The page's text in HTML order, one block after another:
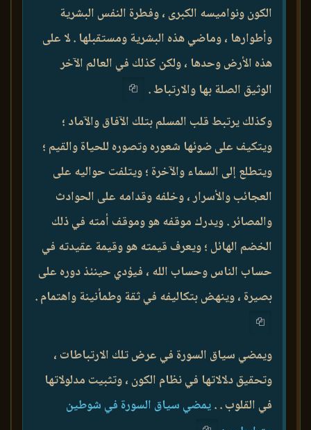
الكون ونواميسه الكبرى ، وفطرة النفس البشرية
وأطوارها ، وماضي هذه البشرية ومستقبلها . لا على
هذه الأرض وحدها ، ولكن كذلك في العالم الآخر
الوثيق الصلة بها والارتباط .
وكذلك يرتبط قلب المسلم بتلك الآفاق والآماد ؛
ويتكيف على ضوئها شعوره وتصوره للحياة والقيم ؛
ويتطلع إلى السماء والآخرة ؛ ويتلفت حواليه على
العجائب والأسرار ، وخلفه وقدامه على الحوادث
والمصائر . ويدرك موقفه هو وموقف أمته في ذلك
الخضم الهائل ؛ ويعرف قيمته هو وقيمة عقيدته في
حساب الناس وحساب الله ، فيؤدي حينئذ دوره على
بصيرة ، وينهض بتكاليفه في ثقة وطمأنينة واهتمام .
ويمضي سياق السورة في عرض تلك الارتباطات ،
وتحقيق دلالاتها في نظام الكون ، وتثبيت مدلولاتها
في القلوب . .يمضي سياق السورة في شوطين